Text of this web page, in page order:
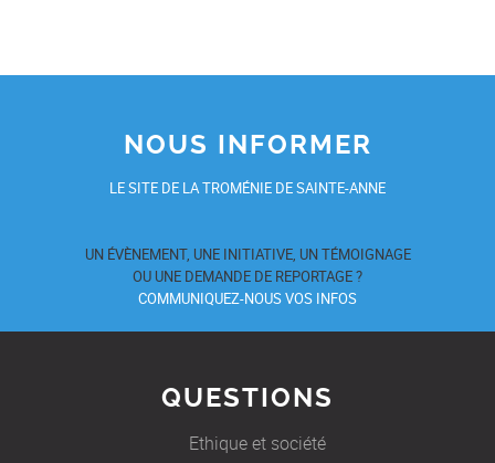
NOUS INFORMER
LE SITE DE LA TROMÉNIE DE SAINTE-ANNE
UN ÉVÈNEMENT, UNE INITIATIVE, UN TÉMOIGNAGE
OU UNE DEMANDE DE REPORTAGE ?
COMMUNIQUEZ-NOUS VOS INFOS
QUESTIONS
Ethique et société